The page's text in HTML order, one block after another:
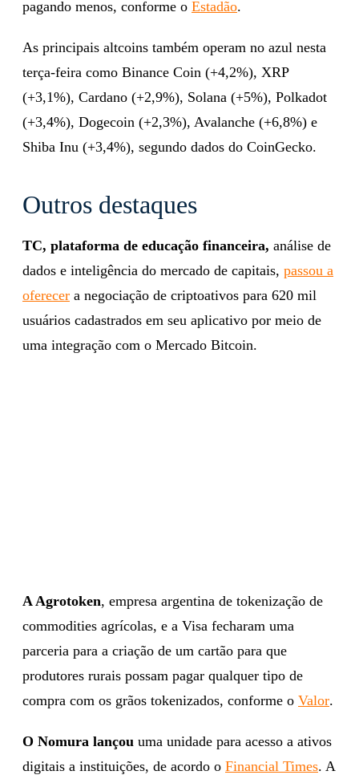
pagando menos, conforme o Estadão.
As principais altcoins também operam no azul nesta
terça-feira como Binance Coin (+4,2%), XRP
(+3,1%), Cardano (+2,9%), Solana (+5%), Polkadot
(+3,4%), Dogecoin (+2,3%), Avalanche (+6,8%) e
Shiba Inu (+3,4%), segundo dados do CoinGecko.
Outros destaques
TC, plataforma de educação financeira, análise de
dados e inteligência do mercado de capitais, passou a
oferecer a negociação de criptoativos para 620 mil
usuários cadastrados em seu aplicativo por meio de
uma integração com o Mercado Bitcoin.
A Agrotoken, empresa argentina de tokenização de
commodities agrícolas, e a Visa fecharam uma
parceria para a criação de um cartão para que
produtores rurais possam pagar qualquer tipo de
compra com os grãos tokenizados, conforme o Valor.
O Nomura lançou uma unidade para acesso a ativos
digitais a instituições, de acordo o Financial Times. A